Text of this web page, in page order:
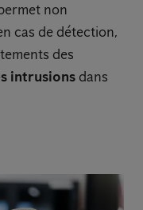
non
cas de détection,
des
intrusions dans